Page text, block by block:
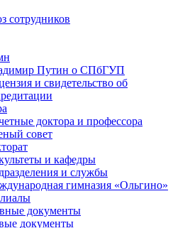
сотрудников
Путин о СПбГУП
и свидетельство об
доктора и профессора
совет
и кафедры
и службы
гимназия «Ольгино»
документы
документы